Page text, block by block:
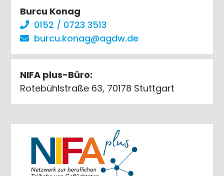
Burcu Konag
0152 / 0723 3513
burcu.konag@agdw.de
NIFA plus-Büro:
Rotebühlstraße 63, 70178 Stuttgart